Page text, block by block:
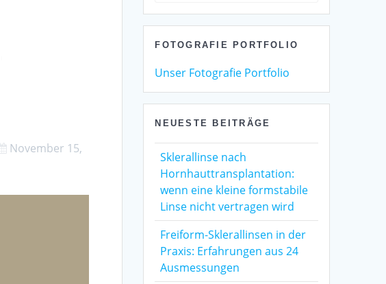
November 15,
FOTOGRAFIE PORTFOLIO
Unser Fotografie Portfolio
NEUESTE BEITRÄGE
Sklerallinse nach
Hornhauttransplantation:
wenn eine kleine formstabile
Linse nicht vertragen wird
Freiform-Sklerallinsen in der
Praxis: Erfahrungen aus 24
Ausmessungen